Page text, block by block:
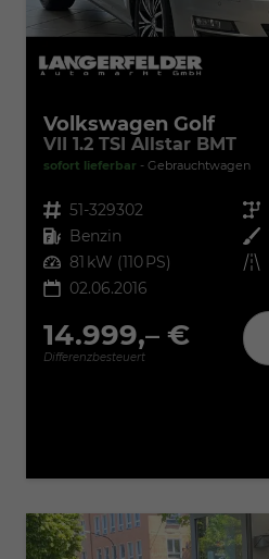
Volkswagen Golf
VII 1.2 TSI Allstar BMT
sofort lieferbar Gebrauchtwagen
Fahrzeugnr. 51-329302 Getriebe
Kraftstoff Benzin Außenfarbe
Leistung 81 kW (110 PS) Kilometerstand
02.06.2016
14.999,– €
Differenzbesteuert